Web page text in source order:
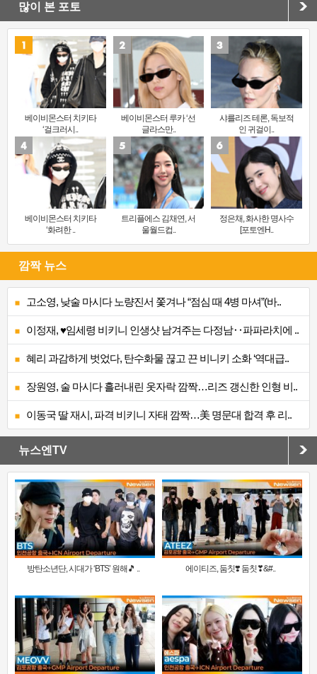
많이 본 포토
베이비몬스터 치키타
‘걸크러시..
베이비몬스터 루카 ‘선
글라스만..
샤를리즈 테론, 독보적
인 귀걸이..
베이비몬스터 치키타
‘화려한 ..
트리플에스 김채연, 서
울월드컵..
정은채, 화사한 명사수
[포토엔H..
깜짝 뉴스
고소영, 낮술 마시다 노량진서 쫓겨나 “점심 때 4병 마셔”(바..
이정재, ♥임세령 비키니 인생샷 남겨주는 다정남‥파파라치에 ..
혜리 과감하게 벗었다, 탄수화물 끊고 끈 비니키 소화 ‘역대급..
장원영, 술 마시다 흘러내린 옷자락 깜짝…리즈 갱신한 인형 비..
이동국 딸 재시, 파격 비키니 자태 깜짝…美 명문대 합격 후 리..
뉴스엔TV
방탄소년단, 시대가 ‘BTS’ 원해🎵 .. 에이티즈, 둠칫❣️ 둠칫❣&#..